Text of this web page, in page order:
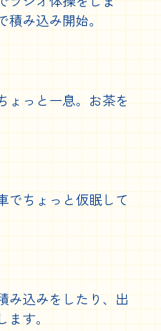
み込み開始。
ょっと一息。お茶を
でちょっと仮眠して
み込みをしたり、出
す。